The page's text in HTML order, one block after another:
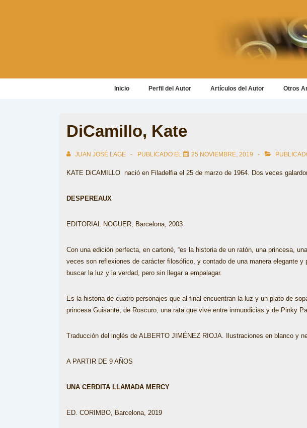
Navegación
Inicio Perfil del Autor Artículos del Autor Otros
DiCamillo, Kate
JUAN JOSÉ LAGE PUBLICADO EL 25 NOVIEMBRE, 2019
KATE DiCAMILLO nació en Filadelfia el 25 de marzo de 1964. Dos veces
DESPEREAUX
EDITORIAL NOGUER, Barcelona, 2003
Con una edición perfecta, en cartoné, “es la historia de un ratón, una princesa,
veces son reflexiones de carácter filosófico, y contado de una manera elegante
buscar la luz y la verdad, pero sin llegar a empalagar.
Es la historia de cuatro personajes que al final encuentran la luz y un plato de
princesa Guisante; de Roscuro, una rata que vive entre inmundicias y de Pinky
Traducción del inglés de ALBERTO JIMÉNEZ RIOJA. Ilustraciones en blanco y
A PARTIR DE 9 AÑOS
UNA CERDITA LLAMADA MERCY
ED. CORIMBO, Barcelona, 2019